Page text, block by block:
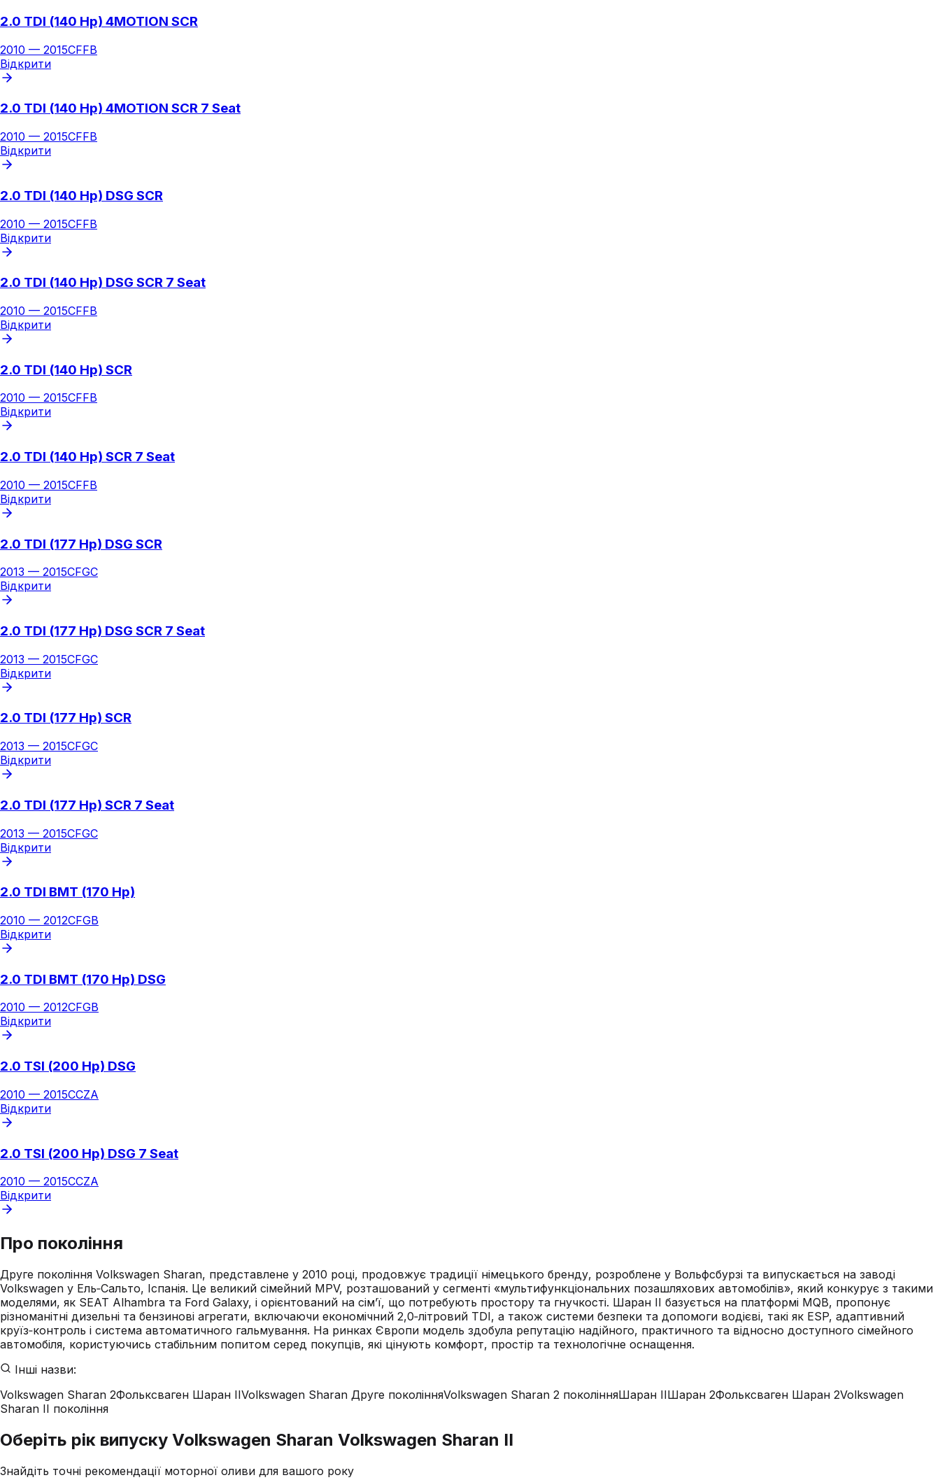
2.0 TDI (140 Hp) 4MOTION SCR
2010 — 2015CFFB
Відкрити
2.0 TDI (140 Hp) 4MOTION SCR 7 Seat
2010 — 2015CFFB
Відкрити
2.0 TDI (140 Hp) DSG SCR
2010 — 2015CFFB
Відкрити
2.0 TDI (140 Hp) DSG SCR 7 Seat
2010 — 2015CFFB
Відкрити
2.0 TDI (140 Hp) SCR
2010 — 2015CFFB
Відкрити
2.0 TDI (140 Hp) SCR 7 Seat
2010 — 2015CFFB
Відкрити
2.0 TDI (177 Hp) DSG SCR
2013 — 2015CFGC
Відкрити
2.0 TDI (177 Hp) DSG SCR 7 Seat
2013 — 2015CFGC
Відкрити
2.0 TDI (177 Hp) SCR
2013 — 2015CFGC
Відкрити
2.0 TDI (177 Hp) SCR 7 Seat
2013 — 2015CFGC
Відкрити
2.0 TDI BMT (170 Hp)
2010 — 2012CFGB
Відкрити
2.0 TDI BMT (170 Hp) DSG
2010 — 2012CFGB
Відкрити
2.0 TSI (200 Hp) DSG
2010 — 2015CCZA
Відкрити
2.0 TSI (200 Hp) DSG 7 Seat
2010 — 2015CCZA
Відкрити
Про покоління
Друге покоління Volkswagen Sharan, представлене у 2010 році, продовжує традиції німецького бренду, розроблене у Вольфсбурзі та випускається на заводі
Volkswagen у Ель‑Сальто, Іспанія. Це великий сімейний MPV, розташований у сегменті «мультифункціональних позашляхових автомобілів», який конкурує з такими
моделями, як SEAT Alhambra та Ford Galaxy, і орієнтований на сім’ї, що потребують простору та гнучкості. Шаран II базується на платформі MQB, пропонує
різноманітні дизельні та бензинові агрегати, включаючи економічний 2,0‑літровий TDI, а також системи безпеки та допомоги водієві, такі як ESP, адаптивний
круїз‑контроль і система автоматичного гальмування. На ринках Європи модель здобула репутацію надійного, практичного та відносно доступного сімейного
автомобіля, користуючись стабільним попитом серед покупців, які цінують комфорт, простір та технологічне оснащення.
Інші назви:
Volkswagen Sharan 2Фольксваген Шаран IIVolkswagen Sharan Друге поколінняVolkswagen Sharan 2 поколінняШаран IIШаран 2Фольксваген Шаран 2Volkswagen
Sharan II покоління
Оберіть рік випуску Volkswagen Sharan Volkswagen Sharan II
Знайдіть точні рекомендації моторної оливи для вашого року